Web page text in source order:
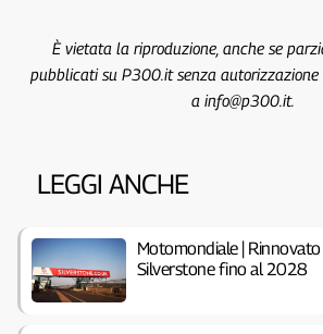
È vietata la riproduzione, anche se
pubblicati su P300.it senza
a info@p300.it.
LEGGI ANCHE
Motomondiale | Rinnovato
Silverstone fino al 2028